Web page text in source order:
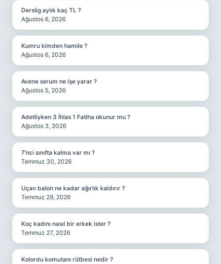
Derslig aylık kaç TL ?
Ağustos 6, 2026
Kumru kimden hamile ?
Ağustos 6, 2026
Avene serum ne işe yarar ?
Ağustos 5, 2026
Adetliyken 3 İhlas 1 Fatiha okunur mu ?
Ağustos 3, 2026
7’nci sınıfta kalma var mı ?
Temmuz 30, 2026
Uçan balon ne kadar ağırlık kaldırır ?
Temmuz 29, 2026
Koç kadını nasıl bir erkek ister ?
Temmuz 27, 2026
Kolordu komutanı rütbesi nedir ?